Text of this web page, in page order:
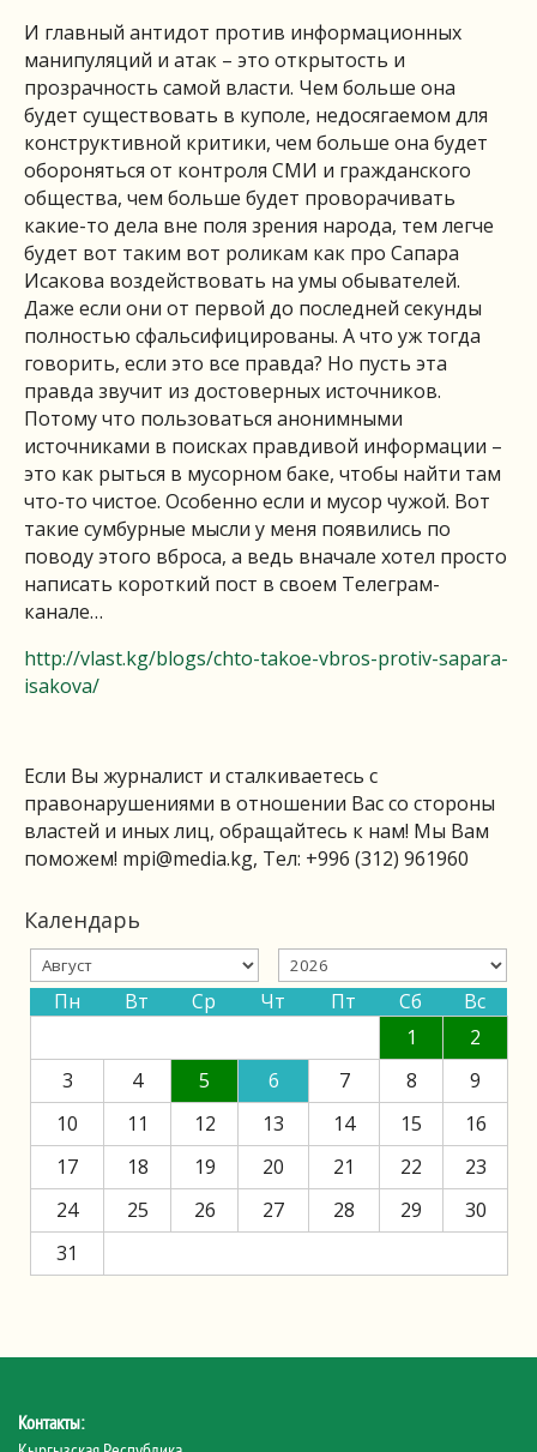
И главный антидот против информационных
манипуляций и атак – это открытость и
прозрачность самой власти. Чем больше она
будет существовать в куполе, недосягаемом для
конструктивной критики, чем больше она будет
обороняться от контроля СМИ и гражданского
общества, чем больше будет проворачивать
какие-то дела вне поля зрения народа, тем легче
будет вот таким вот роликам как про Сапара
Исакова воздействовать на умы обывателей.
Даже если они от первой до последней секунды
полностью сфальсифицированы. А что уж тогда
говорить, если это все правда? Но пусть эта
правда звучит из достоверных источников.
Потому что пользоваться анонимными
источниками в поисках правдивой информации –
это как рыться в мусорном баке, чтобы найти там
что-то чистое. Особенно если и мусор чужой. Вот
такие сумбурные мысли у меня появились по
поводу этого вброса, а ведь вначале хотел просто
написать короткий пост в своем Телеграм-
канале…
http://vlast.kg/blogs/chto-takoe-vbros-protiv-sapara-
isakova/
Если Вы журналист и сталкиваетесь с
правонарушениями в отношении Вас со стороны
властей и иных лиц, обращайтесь к нам! Мы Вам
поможем! mpi@media.kg, Тел: +996 (312) 961960
Календарь
Пн Вт Ср Чт Пт Сб
Вс
1
2
3
4 5 6 7 8
9
10
11 12 13 14 15
16
17
18 19 20 21 22
23
24
25 26 27 28 29
30
31
Контакты: